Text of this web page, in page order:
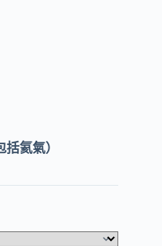
氦氣）